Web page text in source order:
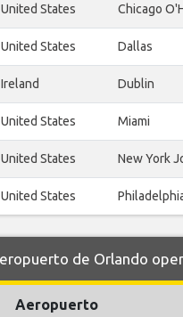
United States Chicago
United States Dallas
Ireland Dublin
United States Miami
United States New York
United States
de Orlando
Aeropuerto